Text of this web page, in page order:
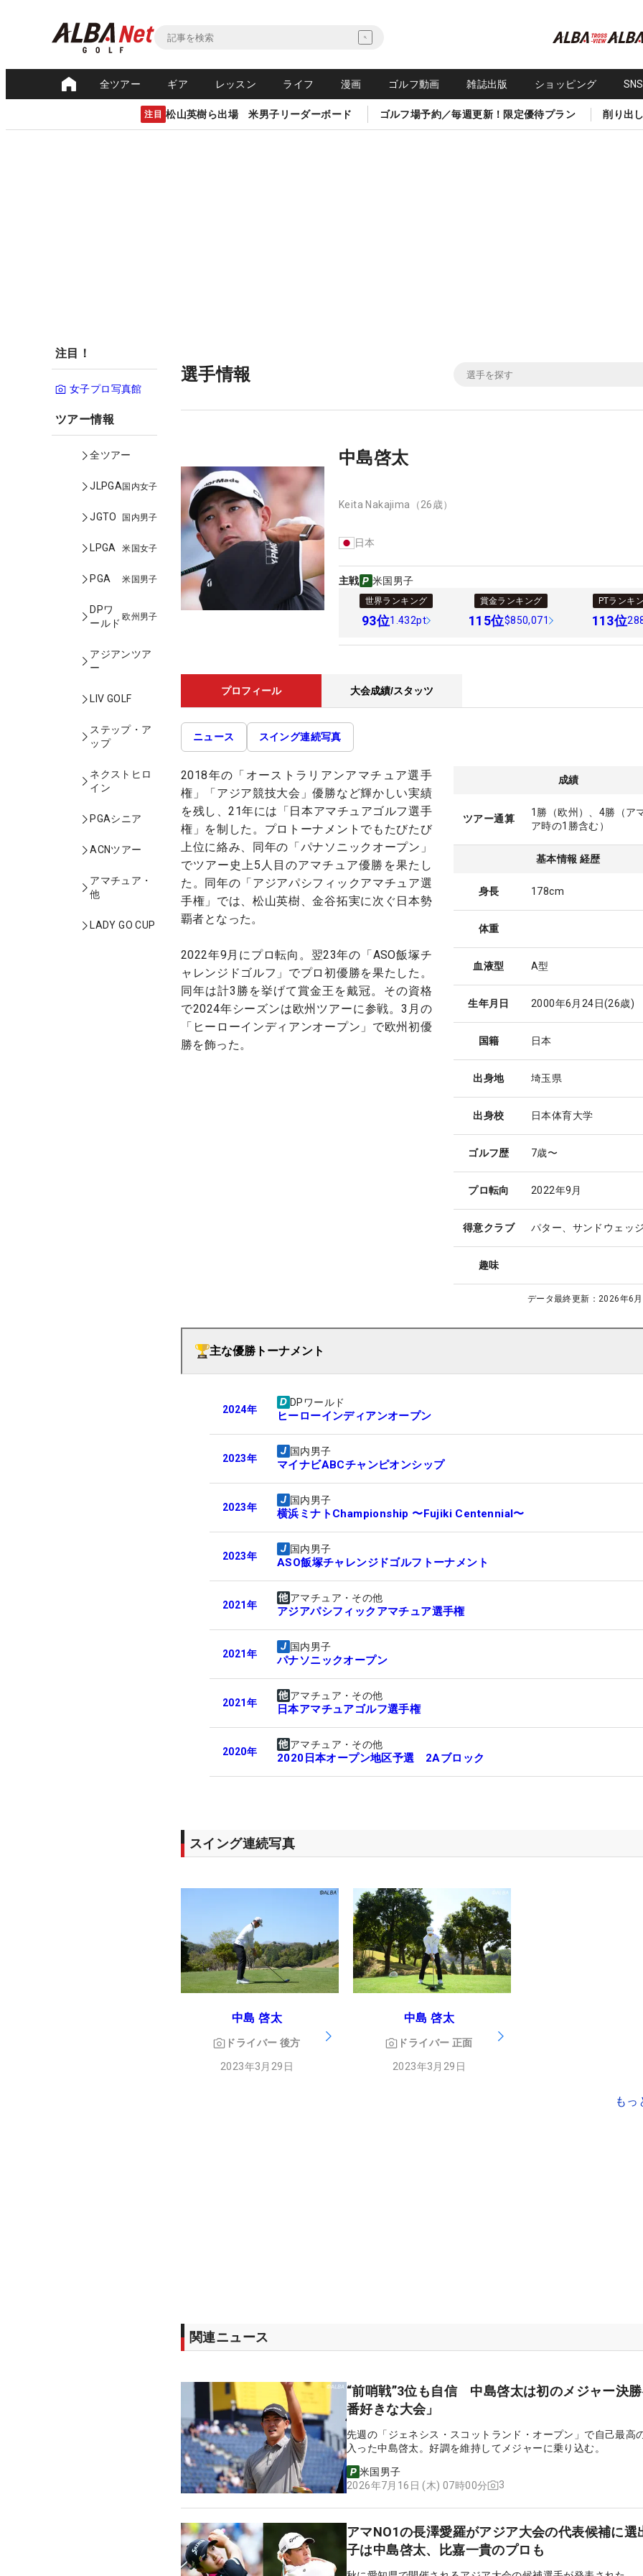
全ツアー ギア レッスン ライフ 漫画 ゴルフ動画 雑誌出版 ショッピング
注目 松山英樹ら出場 米男子リーダーボード ゴルフ場予約／毎週更新！限定優待プラン 削り出
注目！
女子プロ写真館
ツアー情報
全ツアー
JLPGA国内女子
JGTO 国内男子
LPGA 米国女子
PGA 米国男子
DPワ
ールド
欧州男子
アジアンツア
ー
LIV GOLF
ステップ・ア
ップ
ネクストヒロ
イン
PGAシニア
ACNツアー
アマチュア・
他
LADY GO CUP
選手情報
中島啓太
Keita Nakajima （26歳）
日本
主戦 米国男子
世界ランキング
93位1.432pt
賞金ランキング
115位$850,071
PTランキ
113位
プロフィール 大会成績/スタッツ
ニュース スイング連続写真
成績
ツアー通算
1勝（欧州）、4勝（ア
ア時の1勝含む）
基本情報 経歴
身長 178cm
体重
血液型 A型
生年月日 2000年6月24日(26歳)
国籍 日本
出身地 埼玉県
出身校 日本体育大学
ゴルフ歴 7歳〜
プロ転向 2022年9月
得意クラブ パター、サンドウェッ
趣味
データ最終更新： 2026年6
2018年の「オーストラリアンアマチュア選手
権」「アジア競技大会」優勝など輝かしい実績
を残し、21年には「日本アマチュアゴルフ選手
権」を制した。プロトーナメントでもたびたび
上位に絡み、同年の「パナソニックオープン」
でツアー史上5人目のアマチュア優勝を果たし
た。同年の「アジアパシフィックアマチュア選
手権」では、松山英樹、金谷拓実に次ぐ日本勢
覇者となった。
2022年9月にプロ転向。翌23年の「ASO飯塚チ
ャレンジドゴルフ」でプロ初優勝を果たした。
同年は計3勝を挙げて賞金王を戴冠。その資格
で2024年シーズンは欧州ツアーに参戦。3月の
「ヒーローインディアンオープン」で欧州初優
勝を飾った。
主な優勝トーナメント
2024年
DPワールド
ヒーローインディアンオープン
2023年
国内男子
マイナビABCチャンピオンシップ
2023年
国内男子
横浜ミナトChampionship 〜Fujiki Centennial〜
2023年
国内男子
ASO飯塚チャレンジドゴルフトーナメント
2021年
アマチュア・その他
アジアパシフィックアマチュア選手権
2021年
国内男子
パナソニックオープン
2021年
アマチュア・その他
日本アマチュアゴルフ選手権
2020年
アマチュア・その他
2020日本オープン地区予選 2Aブロック
スイング連続写真
中島 啓太
ドライバー 後方
2023年3月29日
中島 啓太
ドライバー 正面
2023年3月29日
もっ
関連ニュース
“前哨戦”3位も自信 中島啓太は初のメジャー決
番好きな大会」
先週の「ジェネシス・スコットランド・オープン」で自己最高
入った中島啓太。好調を維持してメジャーに乗り込む。
米国男子
2026年7月16日 (木) 07時00分
3
アマNO1の長澤愛羅がアジア大会の代表候補に
子は中島啓太、比嘉一貴のプロも